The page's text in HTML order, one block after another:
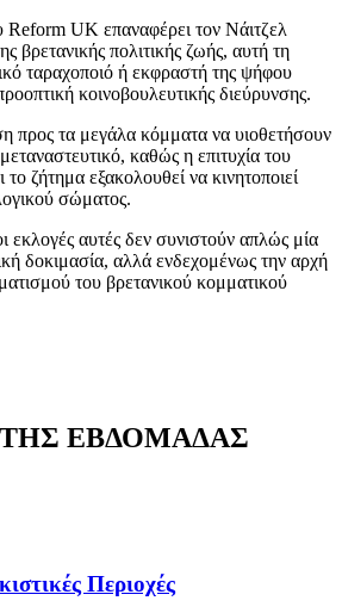
Reform UK επαναφέρει τον Νάιτζελ
βρετανικής πολιτικής ζωής, αυτή τη
ταραχοποιό ή εκφραστή της ψήφου
κοινοβουλευτικής διεύρυνσης.
προς τα μεγάλα κόμματα να υιοθετήσουν
καθώς η επιτυχία του
το ζήτημα εξακολουθεί να κινητοποιεί
σώματος.
εκλογές αυτές δεν συνιστούν απλώς μία
δοκιμασία, αλλά ενδεχομένως την αρχή
του βρετανικού κομματικού
ΕΒΔΟΜΑΔΑΣ
Περιοχές